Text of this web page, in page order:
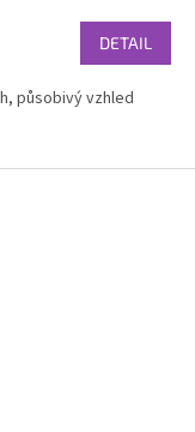
DETAIL
působivý vzhled